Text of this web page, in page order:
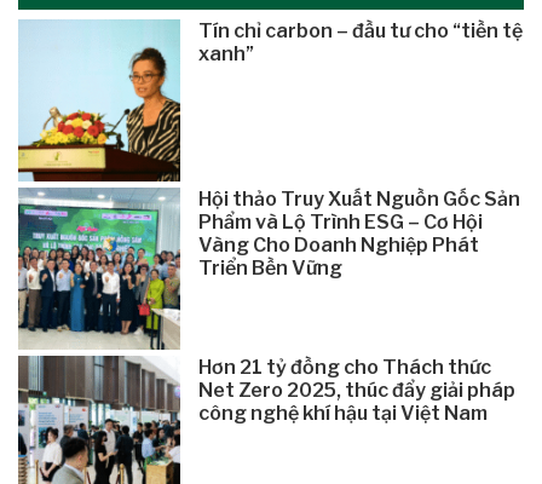
Tín chỉ carbon – đầu tư cho “tiền tệ
xanh”
Hội thảo Truy Xuất Nguồn Gốc Sản
Phẩm và Lộ Trình ESG – Cơ Hội
Vàng Cho Doanh Nghiệp Phát
Triển Bền Vững
Hơn 21 tỷ đồng cho Thách thức
Net Zero 2025, thúc đẩy giải pháp
công nghệ khí hậu tại Việt Nam